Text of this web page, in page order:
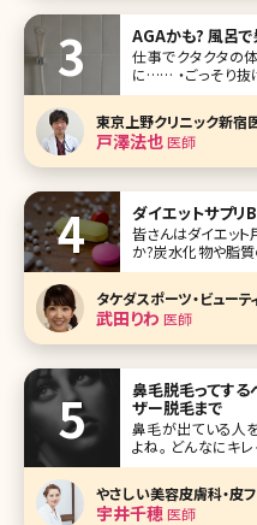
AGAかも? 風呂で
仕事でクタクタの体
に…… ・ごっそり抜
ってきたような……? そんなアナタは、まずAGAを疑って
症）とは、テストステ
東京上野クリニック新宿
戸澤法也医師
ダイエットサプ
皆さんはダイエット
か?炭水化物や脂質
トサポートサプリメ
る程度の効果しか
ょうか。そこで、是
処方されるダイエット
タケダスポーツ・ビュー
武田りわ 医師
鼻毛脱毛ってする
ザー脱毛まで
鼻毛が出ている人
よね。 どんなにキ
けで魅力が半減し
を処理しています
思わぬトラブルにつ
毛脱毛のメリット、正
やさしい美容皮膚科・皮
宇井千穂 医師